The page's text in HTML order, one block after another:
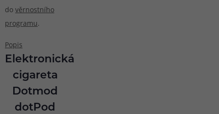
do věrnostního
programu.
Popis
Elektronická
cigareta
Dotmod
dotPod